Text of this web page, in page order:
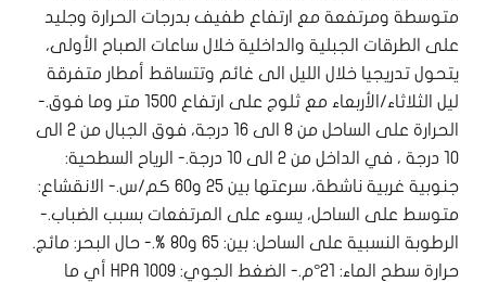
متوسطة ومرتفعة مع ارتفاع طفيف بدرجات الحرارة وجليد
على الطرقات الجبلية والداخلية خلال ساعات الصباح الأولى،
يتحول تدريجيا خلال الليل الى غائم وتتساقط أمطار متفرقة
ليل الثلاثاء/الأربعاء مع ثلوج على ارتفاع 1500 متر وما فوق.-
الحرارة على الساحل من 8 الى 16 درجة، فوق الجبال من 2 الى
10 درجة ، في الداخل من 2 الى 10 درجة.- الرياح السطحية:
جنوبية غربية ناشطة، سرعتها بين 25 و60 كم/س.- الانقشاع:
متوسط على الساحل، يسوء على المرتفعات بسبب الضباب.-
الرطوبة النسبية على الساحل: بين: 65 و80 %.- حال البحر: مائج.
حرارة سطح الماء: 21°م.- الضغط الجوي: 1009 HPA أي ما